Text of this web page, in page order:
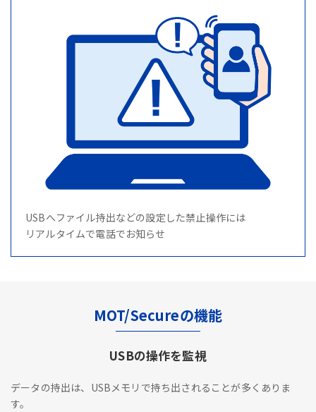
USBへファイル持出などの設定した禁止操作には
リアルタイムで電話でお知らせ
MOT/Secureの機能
USBの操作を監視
データの持出は、USBメモリで持ち出されることが多くありま
す。